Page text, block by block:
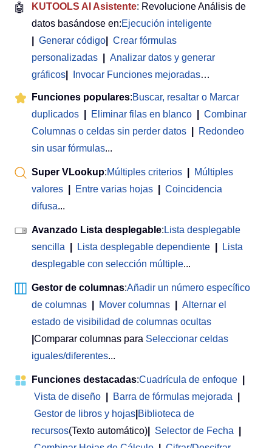
🤖 KUTOOLS AI Asistente: Revolucione Análisis de
datos basándose en:Ejecución inteligente
Generar código
Crear fórmulas
personalizadas
Analizar datos y generar
gráficos
Invocar Funciones mejoradas…
Funciones populares:Buscar, resaltar o Marcar
duplicados
Eliminar filas en blanco
Combinar
Columnas o celdas sin perder datos
Redondeo
sin usar fórmulas...
Super VLookup:Múltiples criterios
Múltiples
valores
Entre varias hojas
Coincidencia
difusa...
Avanzado Lista desplegable: Lista desplegable
sencilla
Lista desplegable dependiente
Lista
desplegable con selección múltiple...
Gestor de columnas:Añadir un número específico
de columnas
Mover columnas
Alternar el
estado de visibilidad de columnas ocultas
Comparar columnas para Seleccionar celdas
iguales/diferentes...
Funciones destacadas:Cuadrícula de enfoque
Vista de diseño
Barra de fórmulas mejorada
Gestor de libros y hojas Biblioteca de
recursos(Texto automático) Selector de Fecha